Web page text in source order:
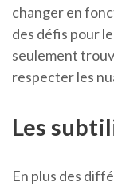
changer en
des défis pour
seulement
respecter les
Les
En plus des